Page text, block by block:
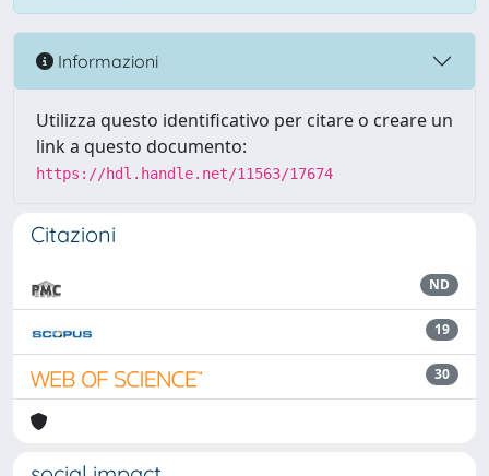
Informazioni
Utilizza questo identificativo per citare o creare un
link a questo documento:
https://hdl.handle.net/11563/17674
Citazioni
ND
19
30